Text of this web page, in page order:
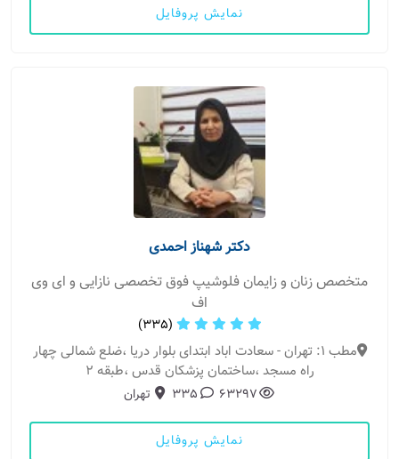
نمایش پروفایل
دکتر شهناز احمدی
متخصص زنان و زایمان فلوشیپ فوق تخصصی نازایی و ای وی
اف
(335)
مطب 1: تهران - سعادت اباد ابتدای بلوار دریا ،ضلع شمالی چهار
راه مسجد ،ساختمان پزشکان قدس ،طبقه ۲
63297
335 تهران
نمایش پروفایل